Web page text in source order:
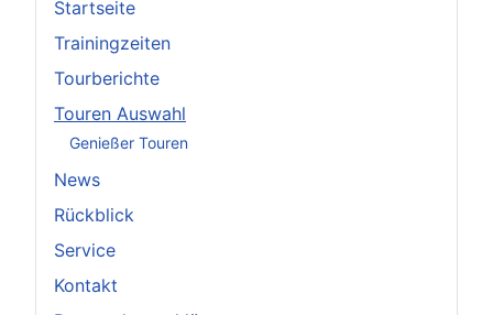
Startseite
Trainingzeiten
Tourberichte
Touren Auswahl
Genießer Touren
News
Rückblick
Service
Kontakt